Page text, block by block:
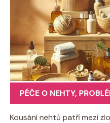
PÉČE O NEHTY,
Kousání nehtů patří mezi